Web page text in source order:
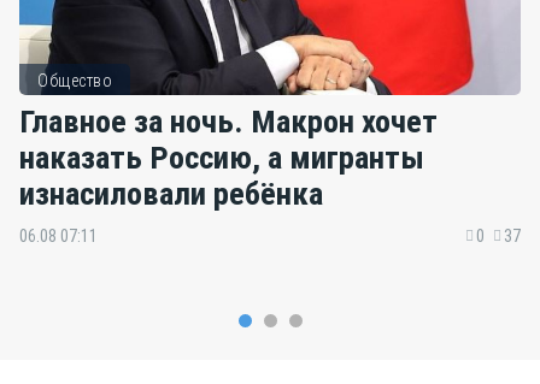
Общество
Главное за ночь. Макрон хочет
наказать Россию, а мигранты
изнасиловали ребёнка
06.08 07:11 0 37